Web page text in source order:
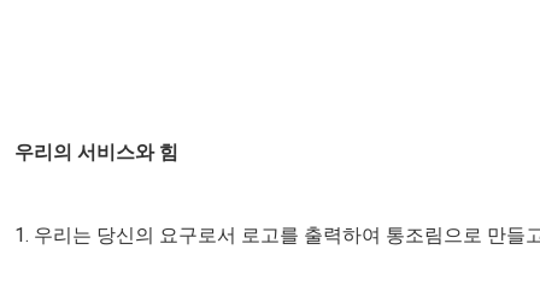
우리의 서비스와 힘
1. 우리는 당신의 요구로서 로고를 출력하여 통조림으로 만들